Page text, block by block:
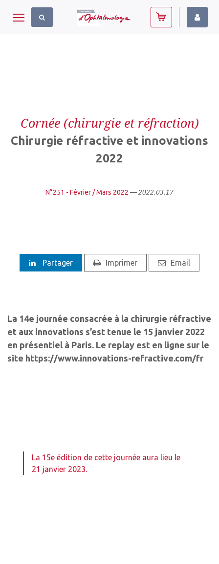
Toggle navigation
Cornée (chirurgie et réfraction)
Chirurgie réfractive et innovations
2022
N°251 - Février / Mars 2022 —2022.03.17
Partager Imprimer Email
La 14e journée consacrée à la chirurgie réfractive
et aux innovations s’est tenue le 15 janvier 2022
en présentiel à Paris. Le replay est en ligne sur le
site https://www.innovations-refractive.com/fr
La 15e édition de cette journée aura lieu le
21 janvier 2023.
Panneau de gestion des cookies